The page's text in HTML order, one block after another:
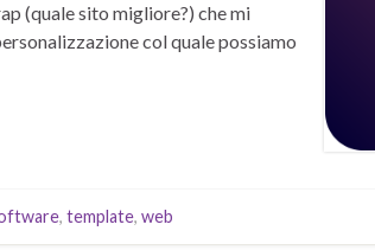
(quale sito migliore?) che mi
col quale possiamo
, template, web